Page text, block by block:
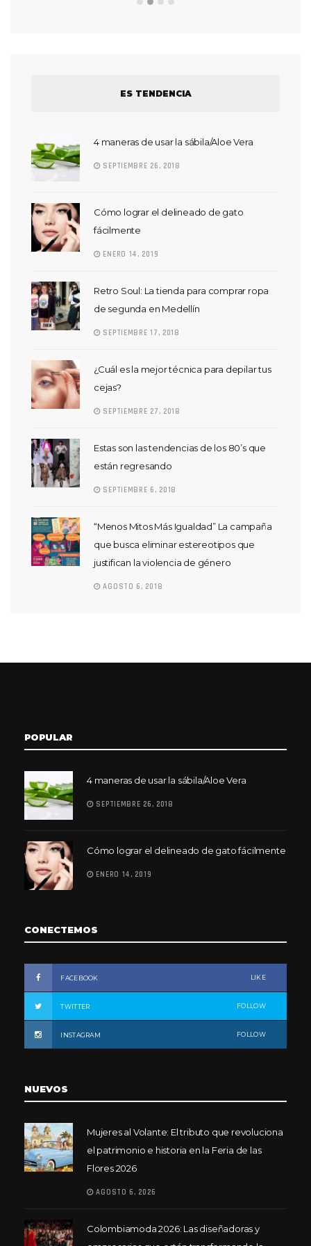
ES TENDENCIA
4 maneras de usar la sábila/Aloe Vera
SEPTIEMBRE 26, 2018
Cómo lograr el delineado de gato
fácilmente
ENERO 14, 2019
Retro Soul: La tienda para comprar ropa
de segunda en Medellín
SEPTIEMBRE 17, 2018
¿Cuál es la mejor técnica para depilar tus
cejas?
SEPTIEMBRE 27, 2018
Estas son las tendencias de los 80’s que
están regresando
SEPTIEMBRE 6, 2018
“Menos Mitos Más Igualdad” La campaña
que busca eliminar estereotipos que
justifican la violencia de género
AGOSTO 6, 2018
POPULAR
4 maneras de usar la sábila/Aloe Vera
SEPTIEMBRE 26, 2018
Cómo lograr el delineado de gato fácilmente
ENERO 14, 2019
CONECTEMOS
FACEBOOK LIKE
TWITTER FOLLOW
INSTAGRAM FOLLOW
NUEVOS
Mujeres al Volante: El tributo que revoluciona
el patrimonio e historia en la Feria de las
Flores 2026
AGOSTO 6, 2026
Colombiamoda 2026: Las diseñadoras y